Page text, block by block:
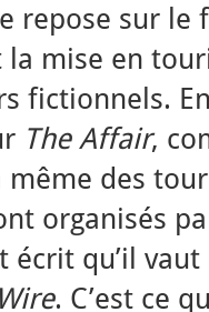
repose sur le
mise en
fictionnels.
The Affair,
même des
organisés
écrit qu’il
. C’est ce